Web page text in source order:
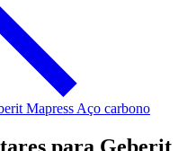
Mapress Aço carbono